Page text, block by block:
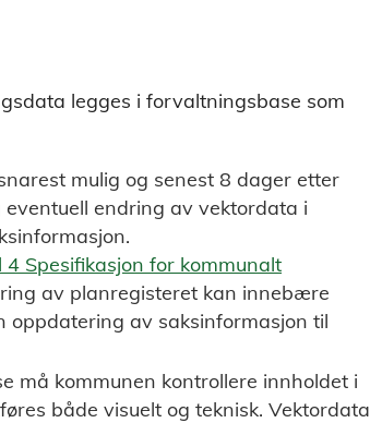
legges i forvaltningsbase som
mulig og senest 8 dager etter
endring av vektordata i
Spesifikasjon for kommunalt
av planregisteret kan innebære
oppdatering av saksinformasjon til
må kommunen kontrollere innholdet i
både visuelt og teknisk. Vektordata